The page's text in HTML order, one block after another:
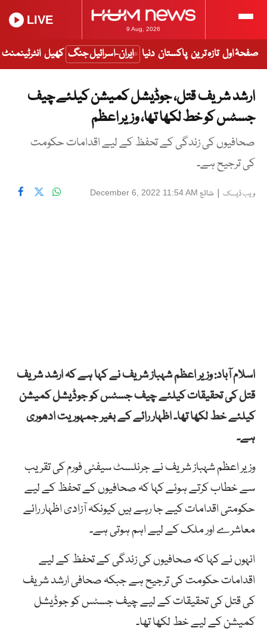
9 Aug, 2026
LIVE
صفحۂ اول تازہ ترین پاکستان دنیا ایران-اسرائیل جنگ کھیل انٹرٹینمنٹ
ارشد شریف قتل، جوڈیشل کمیشن کیلئے چیف
جسٹس کو خط لکھا تھا، وزیر اعظم
صحافیوں کی زندگی کے تحفظ کے لیے اقدامات حکومت
کی ترجیح ہے۔
ویب ڈیسک | شائع December 6, 2022 11:54 AM
اسلام آباد: وزیر اعظم شہباز شریف نے کہا ہے کہ ارشد شریف
قتل کی تحقیقات کیلئے چیف جسٹس کو جوڈیشل کمیشن
کیلئے خط لکھا تھا۔ اظہار رائے کے بغیر جمہوریت ادھوری
ہے۔
وزیر اعظم شہباز شریف نے جرنلسٹ سیفٹی فورم کی تقریب
سے خطاب کرتے ہوئے کہا کہ صحافیوں کے تحفظ کے لیے
حکومتی اقدامات کیے جا رہے ہیں کیونکہ آزادی اظہار رائے
معاشرے اور ملک کے لیے اہم ہوتی ہے۔
انہوں نے کہا کہ صحافیوں کی زندگی کے تحفظ کے لیے
اقدامات حکومت کی ترجیح ہے جبکہ صحافی ارشد شریف
کی قتل کی تحقیقات کے لیے چیف جسٹس کو جوڈیشل
کمیشن کے لیے خط لکھا تھا۔